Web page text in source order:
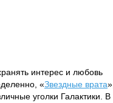
интерес и любовь
«Звездные врата»,
уголки Галактики. В